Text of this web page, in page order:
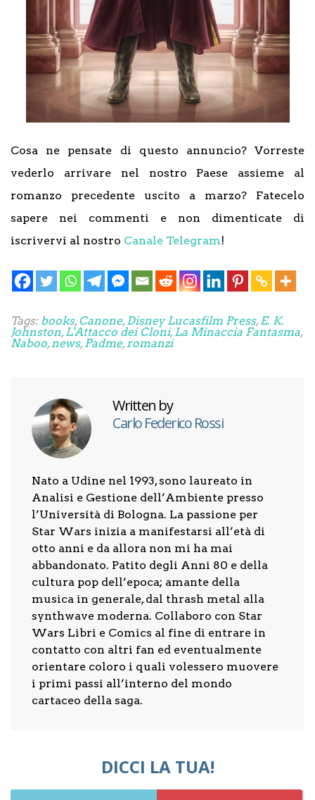
Cosa ne pensate di questo annuncio? Vorreste
vederlo arrivare nel nostro Paese assieme al
romanzo precedente uscito a marzo? Fatecelo
sapere nei commenti e non dimenticate di
iscrivervi al nostro Canale Telegram!
Tags: books,Canone,Disney Lucasfilm Press,E. K.
Johnston,L'Attacco dei Cloni,La Minaccia Fantasma,
Naboo,news,Padme,romanzi
Written by
Carlo Federico Rossi
Nato a Udine nel 1993, sono laureato in
Analisi e Gestione dell’Ambiente presso
l’Università di Bologna. La passione per
Star Wars inizia a manifestarsi all’età di
otto anni e da allora non mi ha mai
abbandonato. Patito degli Anni 80 e della
cultura pop dell’epoca; amante della
musica in generale, dal thrash metal alla
synthwave moderna. Collaboro con Star
Wars Libri e Comics al fine di entrare in
contatto con altri fan ed eventualmente
orientare coloro i quali volessero muovere
i primi passi all’interno del mondo
cartaceo della saga.
DICCI LA TUA!